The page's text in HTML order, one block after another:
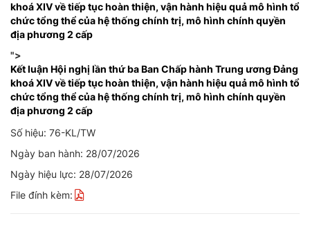
khoá XIV về tiếp tục hoàn thiện, vận hành hiệu quả mô hình tổ
chức tổng thể của hệ thống chính trị, mô hình chính quyền
địa phương 2 cấp
">
Kết luận Hội nghị lần thứ ba Ban Chấp hành Trung ương Đảng
khoá XIV về tiếp tục hoàn thiện, vận hành hiệu quả mô hình tổ
chức tổng thể của hệ thống chính trị, mô hình chính quyền
địa phương 2 cấp
Số hiệu: 76-KL/TW
Ngày ban hành: 28/07/2026
Ngày hiệu lực: 28/07/2026
File đính kèm: